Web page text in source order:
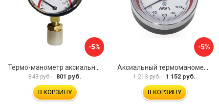
-5%
843 руб. 801 руб.
В КОРЗИНУ
-5%
1 213 руб. 1 152 руб.
В КОРЗИНУ